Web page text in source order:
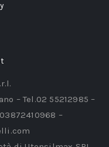
– Tel.02 55212985 –
–